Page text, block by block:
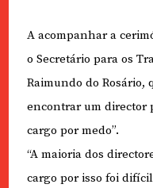
A acompanhar a
o Secretário para os
Raimundo do Rosário,
encontrar um director
cargo por medo”.
“A maioria dos
cargo por isso foi